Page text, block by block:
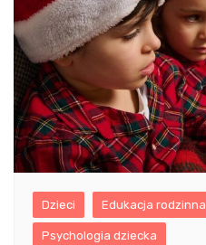
Dzieci Edukacja rodzinna
Psychologia dziecka